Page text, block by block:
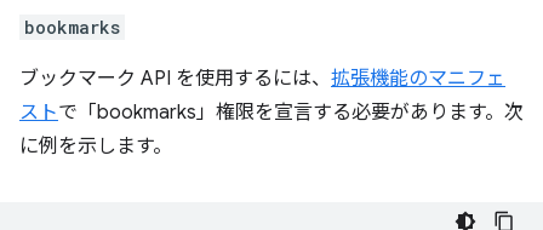
bookmarks
ブックマーク API を使用するには、 拡張機能のマニフェ
ストで「bookmarks」権限を宣言する必要があります。次
に例を示します。